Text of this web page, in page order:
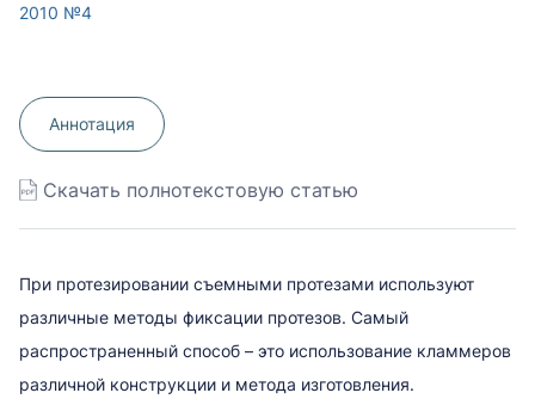
2010 №4
Аннотация
Скачать полнотекстовую статью
При протезировании съемными протезами используют
различные методы фиксации протезов. Самый
распространенный способ – это использование кламмеров
различной конструкции и метода изготовления.